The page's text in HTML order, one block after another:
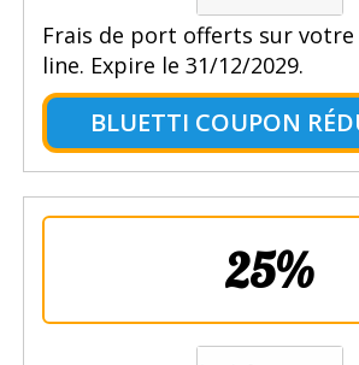
Frais de port offerts sur
line. Expire le 31/12/2029.
BLUETTI COUPON
25%